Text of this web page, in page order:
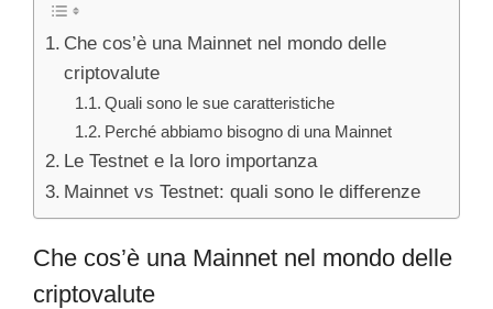
Che cos’è una Mainnet nel mondo delle
criptovalute
Quali sono le sue caratteristiche
Perché abbiamo bisogno di una Mainnet
Le Testnet e la loro importanza
Mainnet vs Testnet: quali sono le differenze
Che cos’è una Mainnet nel mondo delle
criptovalute